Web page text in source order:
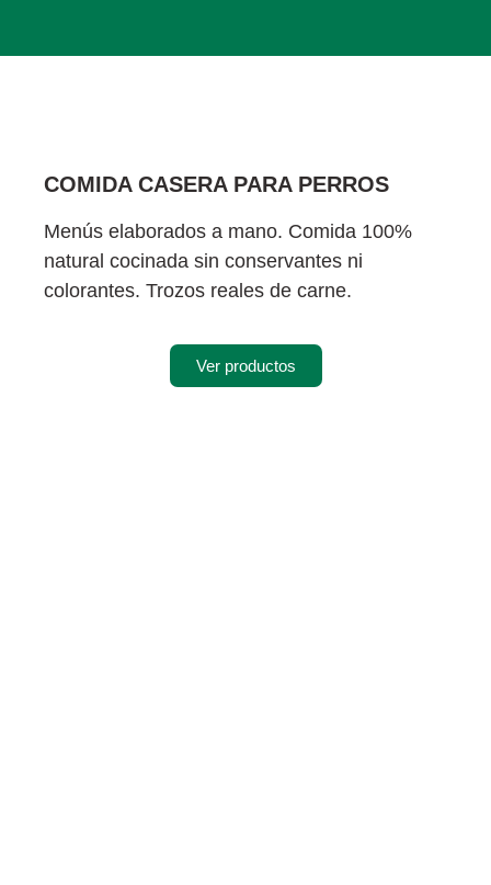
COMIDA CASERA PARA PERROS
Menús elaborados a mano. Comida 100%
natural cocinada sin conservantes ni
colorantes. Trozos reales de carne.
Ver productos